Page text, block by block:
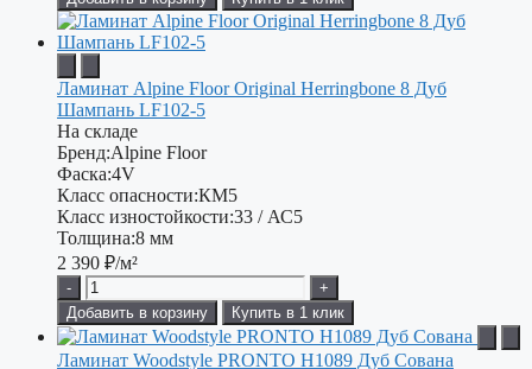
Ламинат Alpine Floor Original Herringbone 8 Дуб
Шампань LF102-5
На складе
Бренд:Alpine Floor
Фаска:4V
Класс опасности:КМ5
Класс изностойкости:33 / АС5
Толщина:8 мм
2 390 ₽/м²
-
+
Добавить в корзину
Купить в 1 клик
Ламинат Woodstyle PRONTO H1089 Дуб Сована